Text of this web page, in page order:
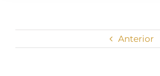
Anterior